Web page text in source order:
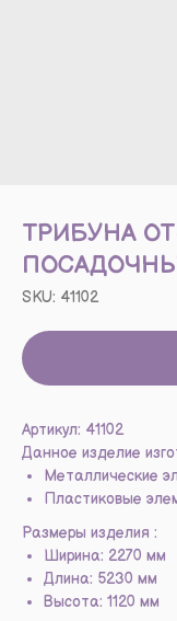
ТРИБУНА
SKU: 41102
Артикул: 41102
Данное изделие
Металлические
Пластиковые
Размеры изделия :
Ширина: 2270 мм
Длина: 5230 мм
Высота: 1120 мм